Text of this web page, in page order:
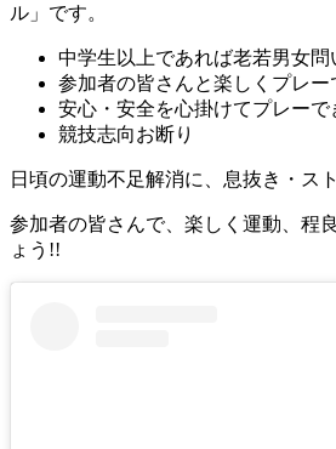
ル」です。
中学生以上であれば老若男女問
参加者の皆さんと楽しくプレー
安心・安全を心掛けてプレーで
競技志向お断り
日頃の運動不足解消に、息抜き・ス
参加者の皆さんで、楽しく運動、程
ょう!!